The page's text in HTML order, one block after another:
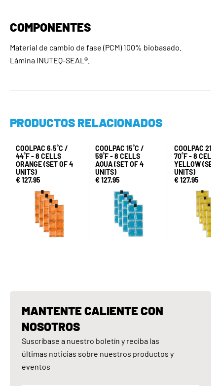
COMPONENTES
Material de cambio de fase (PCM) 100% biobasado.
Lámina INUTEQ-SEAL®.
PRODUCTOS RELACIONADOS
COOLPAC 6.5˚C /
44˚F - 8 CELLS
ORANGE (SET OF 4
UNITS)
€ 127,95
COOLPAC 15˚C /
59˚F - 8 CELLS
AQUA (SET OF 4
UNITS)
€ 127,95
COOLPAC 21˚C
70˚F - 8 CELLS
YELLOW (SET
UNITS)
€ 127,95
MANTENTE CALIENTE CON
NOSOTROS
Suscríbase a nuestro boletín y reciba las
últimas noticias sobre nuestros productos y
eventos